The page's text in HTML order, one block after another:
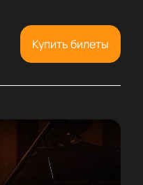
Купить билеты